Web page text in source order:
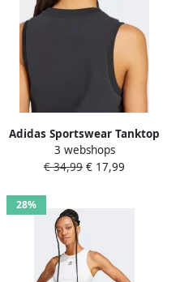
Adidas Sportswear Tanktop
met logo en ronde hals
3 webshops
€ 34,99 € 17,99
28%